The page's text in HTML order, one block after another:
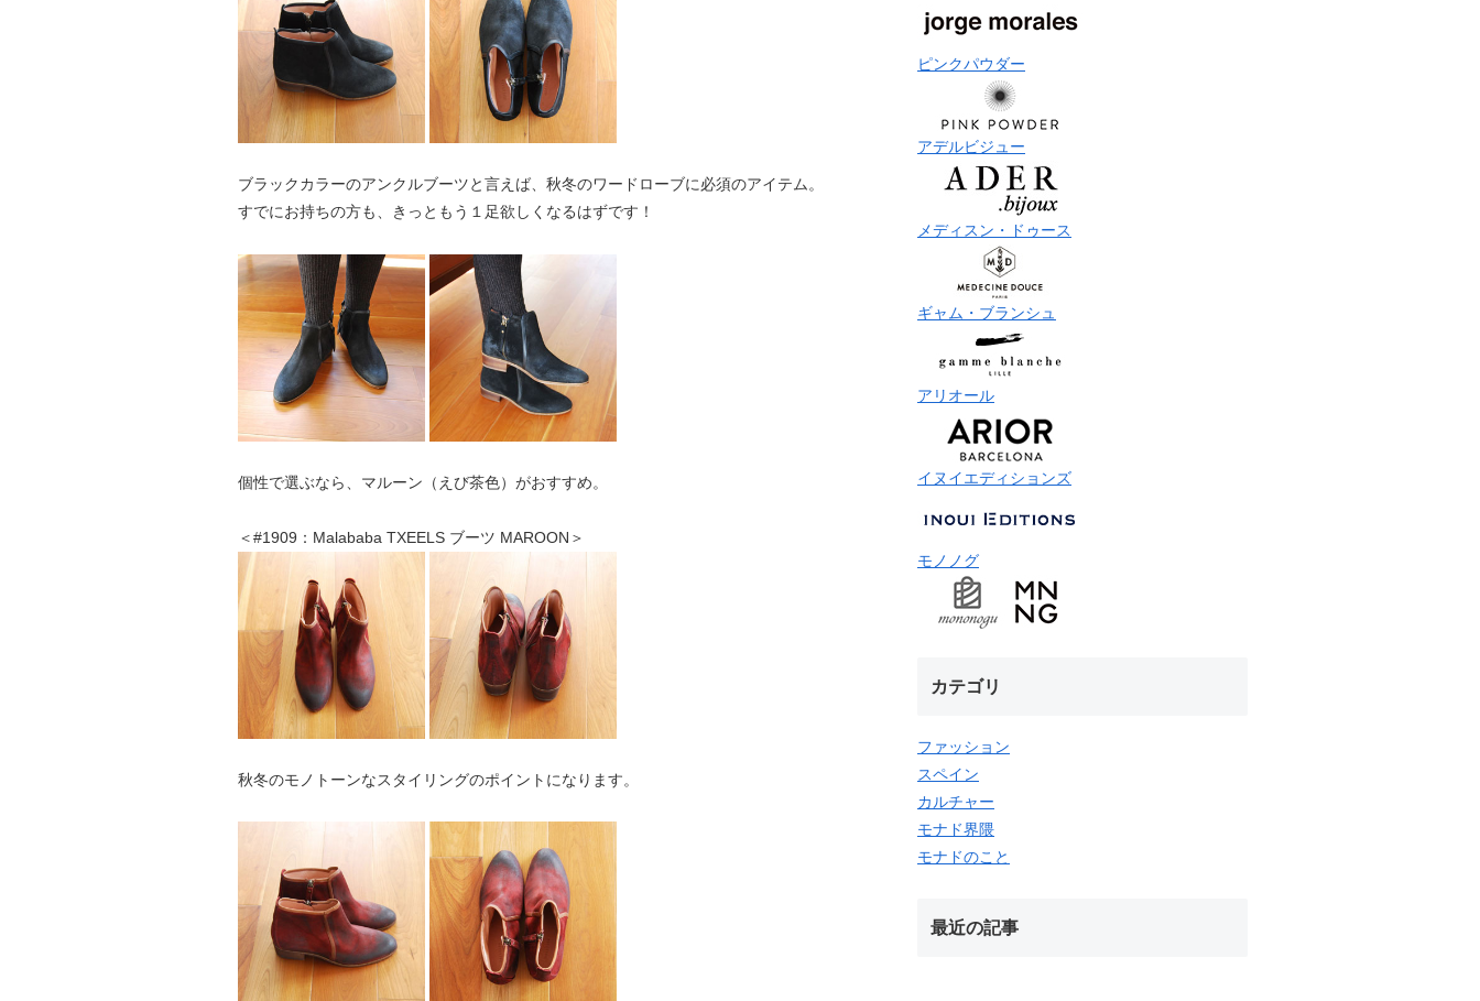
ブラックカラーのアンクルブーツと言えば、秋冬のワードローブに必須のアイテム。
すでにお持ちの方も、きっともう１足欲しくなるはずです！
個性で選ぶなら、マルーン（えび茶色）がおすすめ。
＜#1909：Malababa TXEELS ブーツ MAROON＞
秋冬のモノトーンなスタイリングのポイントになります。
ピンクパウダー
アデルビジュー
メディスン・ドゥース
ギャム・ブランシュ
アリオール
イヌイエディションズ
モノノグ
カテゴリ
ファッション
スペイン
カルチャー
モナド界隈
モナドのこと
最近の記事